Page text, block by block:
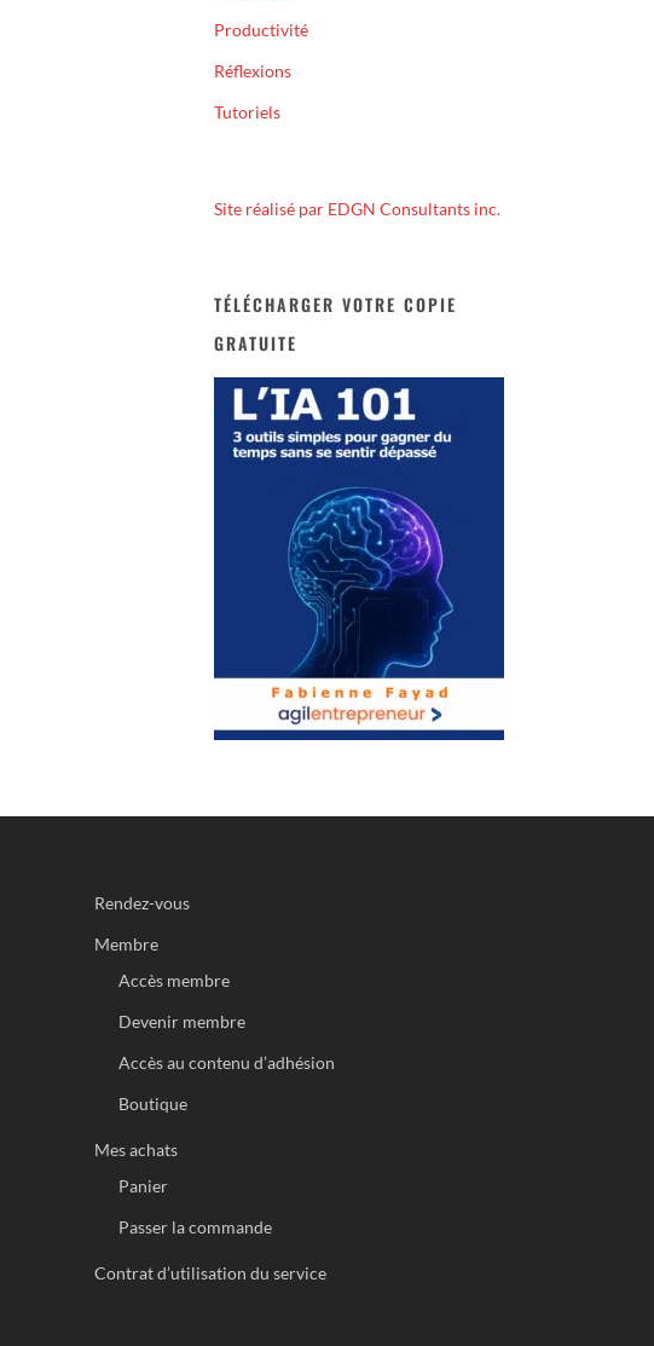
Productivité
Réflexions
Tutoriels
Site réalisé par EDGN Consultants inc.
TÉLÉCHARGER VOTRE COPIE
GRATUITE
Rendez-vous
Membre
Accès membre
Devenir membre
Accès au contenu d’adhésion
Boutique
Mes achats
Panier
Passer la commande
Contrat d’utilisation du service